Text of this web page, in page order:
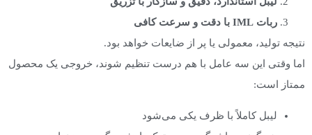
ربات
با دقت و سرعت کافی
نتیجه تولید، معمولی یا پر از ضایعات خواهد بود.
اما وقتی این سه عامل با هم درست تنظیم شوند، خروجی یک محصول
ممتاز است:
لیبل کاملاً با ظرف یکی می‌شود